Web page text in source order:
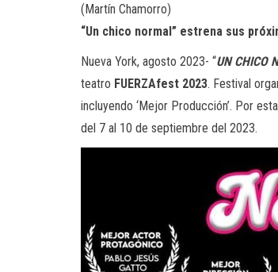
(Martín Chamorro)
“Un chico normal” estrena sus
Nueva York, agosto 2023- “UN CHICO
teatro FUERZAfest 2023. Festival
incluyendo ‘Mejor Producción’. Por
del 7 al 10 de septiembre del 2023.